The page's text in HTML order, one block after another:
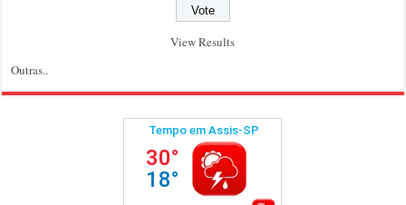
View Results
Outras..